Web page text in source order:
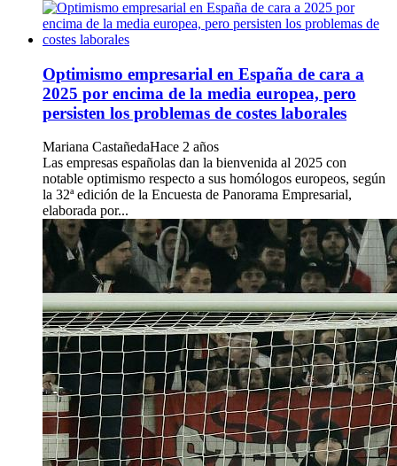
Optimismo empresarial en España de cara a
2025 por encima de la media europea, pero
persisten los problemas de costes laborales
Mariana CastañedaHace 2 años
Las empresas españolas dan la bienvenida al 2025 con
notable optimismo respecto a sus homólogos europeos, según
la 32ª edición de la Encuesta de Panorama Empresarial,
elaborada por...